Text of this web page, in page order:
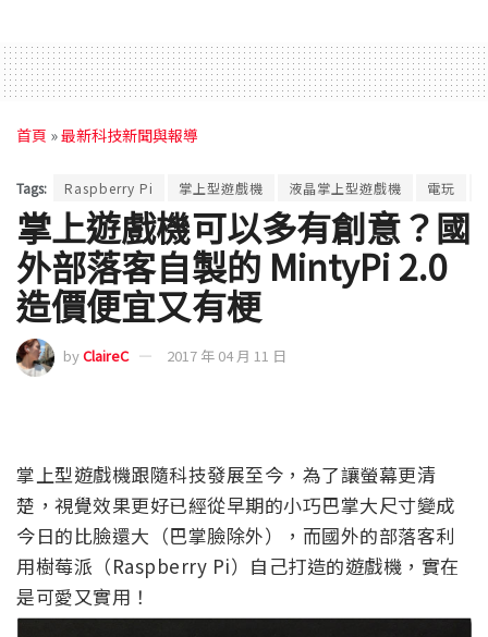
首頁 »最新科技新聞與報導
Tags: Raspberry Pi 掌上型遊戲機 液晶掌上型遊戲機 電玩
掌上遊戲機可以多有創意？國
外部落客自製的 MintyPi 2.0
造價便宜又有梗
byClaireC 2017 年 04 月 11 日
掌上型遊戲機跟隨科技發展至今，為了讓螢幕更清
楚，視覺效果更好已經從早期的小巧巴掌大尺寸變成
今日的比臉還大（巴掌臉除外），而國外的部落客利
用樹莓派（Raspberry Pi）自己打造的遊戲機，實在
是可愛又實用！